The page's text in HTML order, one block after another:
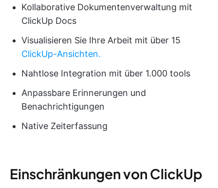
Kollaborative Dokumentenverwaltung mit
ClickUp Docs
Visualisieren Sie Ihre Arbeit mit über 15
ClickUp-Ansichten.
Nahtlose Integration mit über 1.000 tools
Anpassbare Erinnerungen und
Benachrichtigungen
Native Zeiterfassung
Einschränkungen von ClickUp